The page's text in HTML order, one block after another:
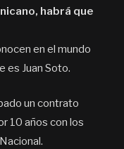
habrá que
en el mundo
es Juan Soto.
un contrato
10 años con los